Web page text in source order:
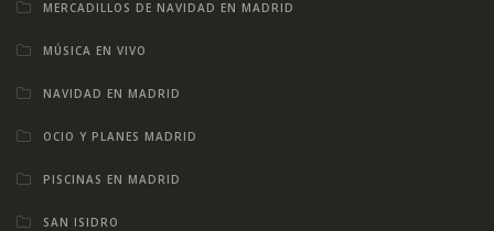
MERCADILLOS DE NAVIDAD EN MADRID
MÚSICA EN VIVO
NAVIDAD EN MADRID
OCIO Y PLANES MADRID
PISCINAS EN MADRID
SAN ISIDRO